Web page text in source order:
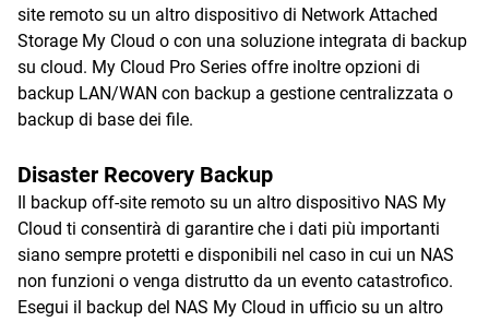
site remoto su un altro dispositivo di Network Attached
Storage My Cloud o con una soluzione integrata di backup
su cloud. My Cloud Pro Series offre inoltre opzioni di
backup LAN/WAN con backup a gestione centralizzata o
backup di base dei file.
Disaster Recovery Backup
Il backup off-site remoto su un altro dispositivo NAS My
Cloud ti consentirà di garantire che i dati più importanti
siano sempre protetti e disponibili nel caso in cui un NAS
non funzioni o venga distrutto da un evento catastrofico.
Esegui il backup del NAS My Cloud in ufficio su un altro